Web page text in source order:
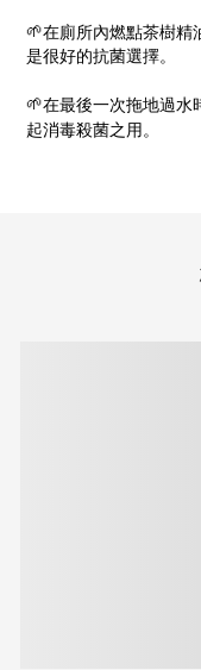
🌱在廁所內燃點茶樹精
是很好的抗菌選擇。
🌱在最後一次拖地過水
起消毒殺菌之用。